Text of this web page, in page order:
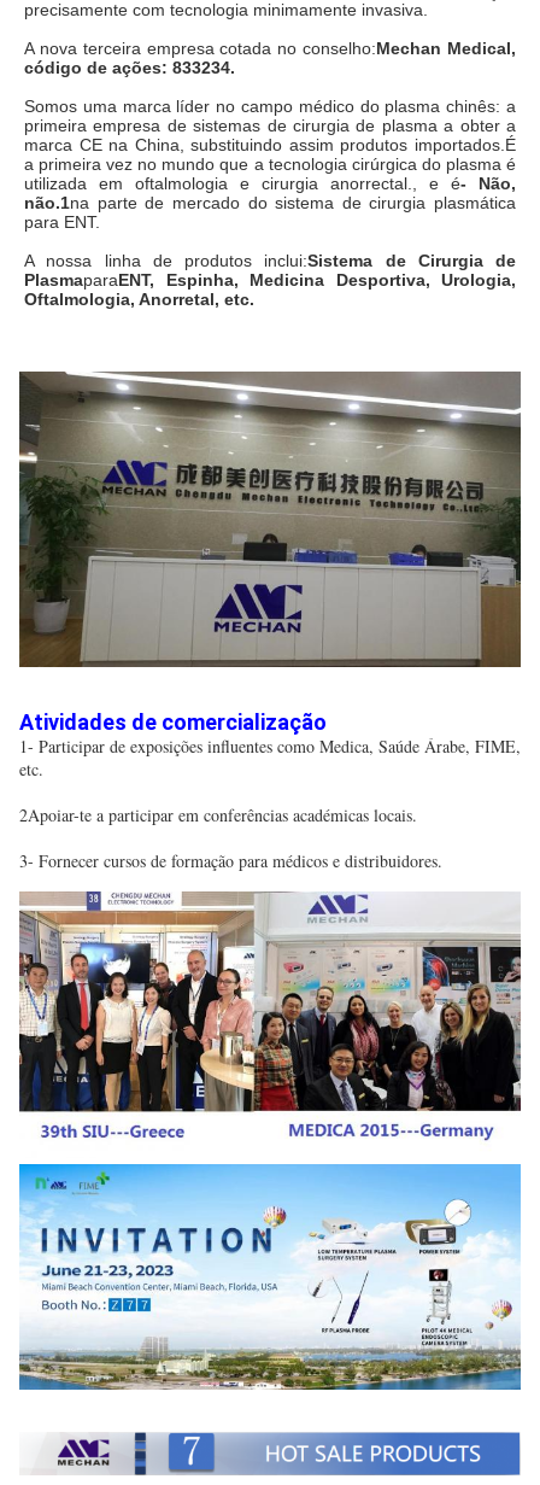
precisamente com tecnologia minimamente invasiva.
A nova terceira empresa cotada no conselho:Mechan Medical,
código de ações: 833234.
Somos uma marca líder no campo médico do plasma chinês: a
primeira empresa de sistemas de cirurgia de plasma a obter a
marca CE na China, substituindo assim produtos importados.É
a primeira vez no mundo que a tecnologia cirúrgica do plasma é
utilizada em oftalmologia e cirurgia anorrectal., e é- Não,
não.1na parte de mercado do sistema de cirurgia plasmática
para ENT.
A nossa linha de produtos inclui:Sistema de Cirurgia de
PlasmaparaENT, Espinha, Medicina Desportiva, Urologia,
Oftalmologia, Anorretal, etc.
Atividades de comercialização
1- Participar de exposições influentes como Medica, Saúde Árabe, FIME,
etc.
2Apoiar-te a participar em conferências académicas locais.
3- Fornecer cursos de formação para médicos e distribuidores.